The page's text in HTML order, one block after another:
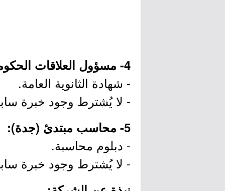
4- مسؤول العلاقات الحكومية (المنطقة الجنوبية):
- شهادة الثانوية العامة.
- لا يُشترط وجود خبرة
5- محاسب مبتدئ (جدة):
- دبلوم محاسبة.
- لا يُشترط وجود خبرة